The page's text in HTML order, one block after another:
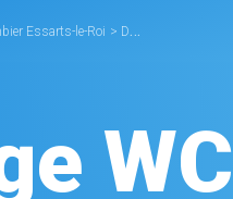
Essarts-le-Roi > Débouchage WC Essarts-le-Roi
WC